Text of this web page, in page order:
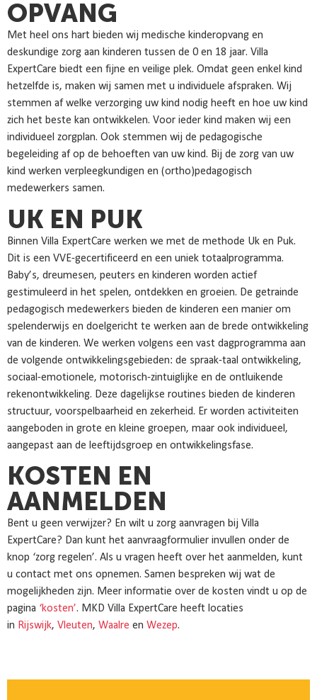
OPVANG
Met heel ons hart bieden wij medische kinderopvang en
deskundige zorg aan kinderen tussen de 0 en 18 jaar. Villa
ExpertCare biedt een fijne en veilige plek. Omdat geen enkel kind
hetzelfde is, maken wij samen met u individuele afspraken. Wij
stemmen af welke verzorging uw kind nodig heeft en hoe uw kind
zich het beste kan ontwikkelen. Voor ieder kind maken wij een
individueel zorgplan. Ook stemmen wij de pedagogische
begeleiding af op de behoeften van uw kind. Bij de zorg van uw
kind werken verpleegkundigen en (ortho)pedagogisch
medewerkers samen.
UK EN PUK
Binnen Villa ExpertCare werken we met de methode Uk en Puk.
Dit is een VVE-gecertificeerd en een uniek totaalprogramma.
Baby’s, dreumesen, peuters en kinderen worden actief
gestimuleerd in het spelen, ontdekken en groeien. De getrainde
pedagogisch medewerkers bieden de kinderen een manier om
spelenderwijs en doelgericht te werken aan de brede ontwikkeling
van de kinderen. We werken volgens een vast dagprogramma aan
de volgende ontwikkelingsgebieden: de spraak-taal ontwikkeling,
sociaal-emotionele, motorisch-zintuiglijke en de ontluikende
rekenontwikkeling. Deze dagelijkse routines bieden de kinderen
structuur, voorspelbaarheid en zekerheid. Er worden activiteiten
aangeboden in grote en kleine groepen, maar ook individueel,
aangepast aan de leeftijdsgroep en ontwikkelingsfase.
KOSTEN EN
AANMELDEN
Bent u geen verwijzer? En wilt u zorg aanvragen bij Villa
ExpertCare? Dan kunt het aanvraagformulier invullen onder de
knop ‘zorg regelen’. Als u vragen heeft over het aanmelden, kunt
u contact met ons opnemen. Samen bespreken wij wat de
mogelijkheden zijn. Meer informatie over de kosten vindt u op de
pagina ‘kosten’. MKD Villa ExpertCare heeft locaties
in Rijswijk, Vleuten, Waalre en Wezep.